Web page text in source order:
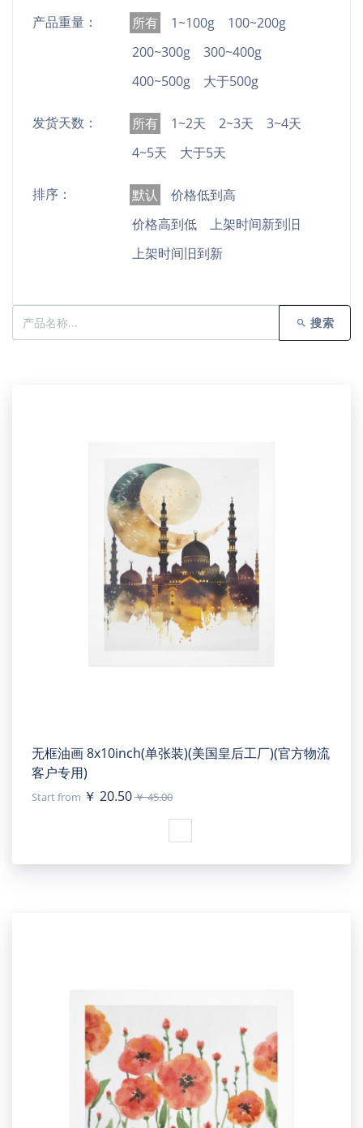
产品重量： 所有 1~100g
100~200g
200~300g
300~400g
400~500g
大于500g
发货天数： 所有 1~2天 2~3天
3~4天
4~5天
大于5天
排序： 默认
价格低到高
价格高到低
上架时间新到旧
上架时间旧到新
搜索
无框油画 8x10inch(单张装)(美国皇后工厂)(官方物流
客户专用)
Start from ￥ 20.50￥ 45.00